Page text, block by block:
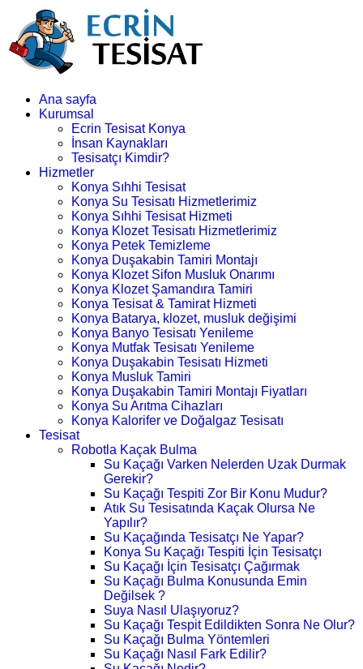
Ana sayfa
Kurumsal
Ecrin Tesisat Konya
İnsan Kaynakları
Tesisatçı Kimdir?
Hizmetler
Konya Sıhhi Tesisat
Konya Su Tesisatı Hizmetlerimiz
Konya Sıhhi Tesisat Hizmeti
Konya Klozet Tesisatı Hizmetlerimiz
Konya Petek Temizleme
Konya Duşakabin Tamiri Montajı
Konya Klozet Sifon Musluk Onarımı
Konya Klozet Şamandıra Tamiri
Konya Tesisat & Tamirat Hizmeti
Konya Batarya, klozet, musluk değişimi
Konya Banyo Tesisatı Yenileme
Konya Mutfak Tesisatı Yenileme
Konya Duşakabin Tesisatı Hizmeti
Konya Musluk Tamiri
Konya Duşakabin Tamiri Montajı Fiyatları
Konya Su Arıtma Cihazları
Konya Kalorifer ve Doğalgaz Tesisatı
Tesisat
Robotla Kaçak Bulma
Su Kaçağı Varken Nelerden Uzak Durmak
Gerekir?
Su Kaçağı Tespiti Zor Bir Konu Mudur?
Atık Su Tesisatında Kaçak Olursa Ne
Yapılır?
Su Kaçağında Tesisatçı Ne Yapar?
Konya Su Kaçağı Tespiti İçin Tesisatçı
Su Kaçağı İçin Tesisatçı Çağırmak
Su Kaçağı Bulma Konusunda Emin
Değilsek ?
Suya Nasıl Ulaşıyoruz?
Su Kaçağı Tespit Edildikten Sonra Ne Olur?
Su Kaçağı Bulma Yöntemleri
Su Kaçağı Nasıl Fark Edilir?